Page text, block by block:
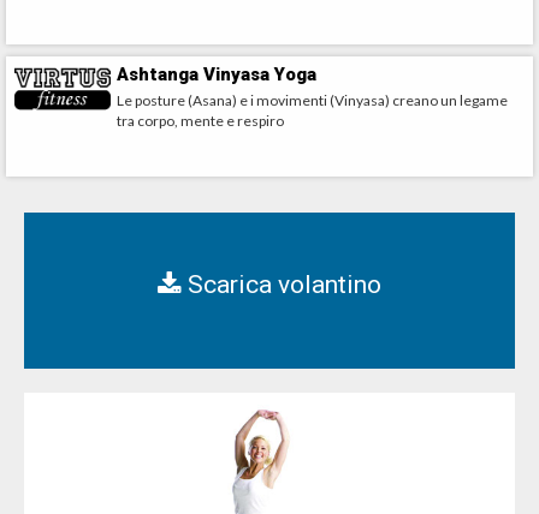
Ashtanga Vinyasa Yoga
Le posture (Asana) e i movimenti (Vinyasa) creano un legame
tra corpo, mente e respiro
Scarica volantino